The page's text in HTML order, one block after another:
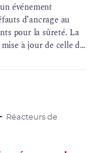
événement
d’ancrage au
pour la sûreté. La
à jour de celle du
Réacteurs de